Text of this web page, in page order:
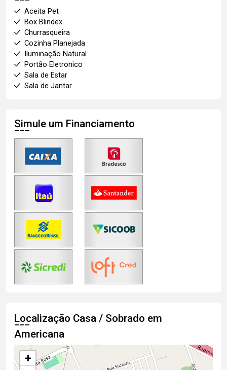
Aceita Pet
Box Blindex
Churrasqueira
Cozinha Planejada
Iluminação Natural
Portão Eletronico
Sala de Estar
Sala de Jantar
Simule um Financiamento
Localização Casa / Sobrado em
Americana
+